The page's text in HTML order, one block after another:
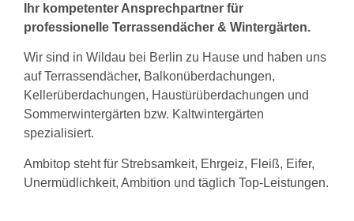
Ihr kompetenter Ansprechpartner für
professionelle Terrassendächer & Wintergärten.
Wir sind in Wildau bei Berlin zu Hause und haben uns
auf Terrassendächer, Balkonüberdachungen,
Kellerüberdachungen, Haustürüberdachungen und
Sommerwintergärten bzw. Kaltwintergärten
spezialisiert.
Ambitop steht für Strebsamkeit, Ehrgeiz, Fleiß, Eifer,
Unermüdlichkeit, Ambition und täglich Top-Leistungen.